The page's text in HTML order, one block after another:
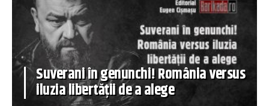
Suverani în genunchi! România versus
iluzia libertății de a alege